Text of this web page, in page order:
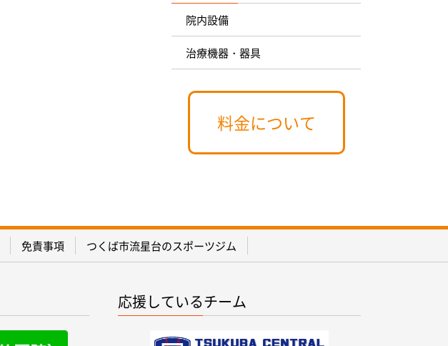
院内設備
治療機器・器具
料金について
免責事項 つくば市流星台のスポーツジム
応援しているチーム